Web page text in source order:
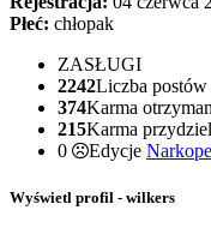
Płeć: chłopak
ZASŁUGI
2242Liczba postów
374Karma
215Karma
0
Edycje
Wyświetl profil - wilkers